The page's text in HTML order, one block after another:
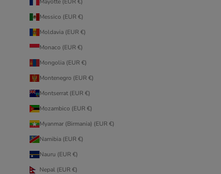
Messico (EUR €)
Moldavia (EUR €)
Monaco (EUR €)
Mongolia (EUR €)
Montenegro (EUR €)
Montserrat (EUR €)
Mozambico (EUR €)
Myanmar (Birmania) (EUR €)
Namibia (EUR €)
Nauru (EUR €)
Nepal (EUR €)